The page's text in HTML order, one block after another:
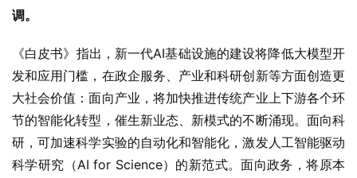
调。
《白皮书》指出，新一代AI基础设施的建设将降低大模型开
发和应用门槛，在政企服务、产业和科研创新等方面创造更
大社会价值：面向产业，将加快推进传统产业上下游各个环
节的智能化转型，催生新业态、新模式的不断涌现。面向科
研，可加速科学实验的自动化和智能化，激发人工智能驱动
科学研究（AI for Science）的新范式。面向政务，将原本